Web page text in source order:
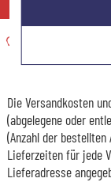
Die Versandkosten
(abgelegene oder
(Anzahl der
Lieferzeiten für jede
Lieferadresse